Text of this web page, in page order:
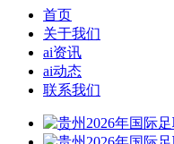
首页
关于我们
ai资讯
ai动态
联系我们